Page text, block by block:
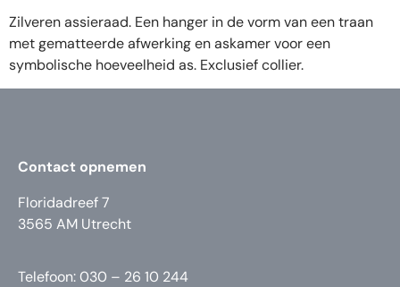
Zilveren assieraad. Een hanger in de vorm van een traan
met gematteerde afwerking en askamer voor een
symbolische hoeveelheid as. Exclusief collier.
Contact opnemen
Floridadreef 7
3565 AM Utrecht
Telefoon: 030 – 26 10 244